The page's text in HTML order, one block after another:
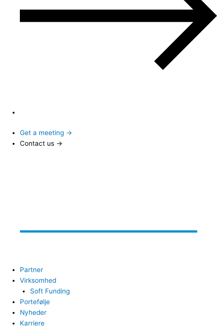
Get a meeting →
Contact us →
Partner
Virksomhed
Soft Funding
Portefølje
Nyheder
Karriere